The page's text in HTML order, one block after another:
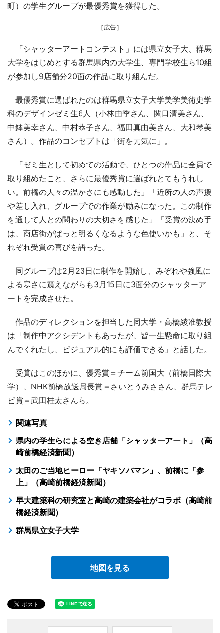
町）の学生グループが最優秀賞を獲得した。
［広告］
「シャッターアートコンテスト」には県立女子大、群馬
大学をはじめとする群馬県内の大学生、専門学校生ら10組
が参加し9店舗分20面の作品に取り組んだ。
最優秀賞に選ばれたのは群馬県立女子大学美学美術史学
科のデザインゼミ生6人（小林由季さん、関口清美さん、
中鉢美幸さん、中村恭子さん、福田真由美さん、大和琴美
さん）。作品のコンセプトは「街を元気に」。
「ゼミ生として初めての活動で、ひとつの作品に全員で
取り組めたこと、さらに最優秀賞に選ばれとてもうれし
い。前橋の人々の温かさにも感動した」「近所の人の声援
や差し入れ、グループでの作業が励みになった。この制作
を通して人との関わりの大切さを感じた」「受賞の決め手
は、商店街がぱっと明るくなるような色使いかも」と、そ
れぞれ受賞の喜びを語った。
同グループは2月23日に制作を開始し、みぞれや強風に
よる寒さに震えながらも3月15日に3面分のシャッターア
ートを完成させた。
作品のディレクションを担当した同大学・高橋綾准教授
は「制作中アクシデントもあったが、皆一生懸命に取り組
んでくれたし、ビジュアル的にも評価できる」と話した。
受賞はこのほかに、優秀賞＝チーム前国大（前橋国際大
学）、NHK前橋放送局長賞＝さいとうみささん、群馬テレ
ビ賞＝武田桂太さんら。
関連写真
県内の学生らによる空き店舗「シャッターアート」（高
崎前橋経済新聞）
太田のご当地ヒーロー「ヤキソバマン」、前橋に「参
上」（高崎前橋経済新聞）
早大建築科の研究室と高崎の建築会社がコラボ（高崎前
橋経済新聞）
群馬県立女子大学
地図を見る